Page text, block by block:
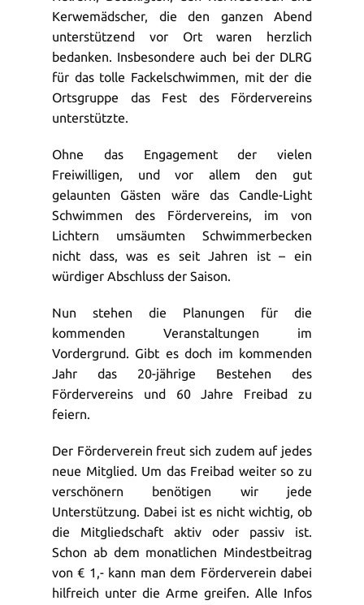
Kerwemädscher, die den ganzen Abend
unterstützend vor Ort waren herzlich
bedanken. Insbesondere auch bei der DLRG
für das tolle Fackelschwimmen, mit der die
Ortsgruppe das Fest des Fördervereins
unterstützte.
Ohne das Engagement der vielen
Freiwilligen, und vor allem den gut
gelaunten Gästen wäre das Candle-Light
Schwimmen des Fördervereins, im von
Lichtern umsäumten Schwimmerbecken
nicht dass, was es seit Jahren ist – ein
würdiger Abschluss der Saison.
Nun stehen die Planungen für die
kommenden Veranstaltungen im
Vordergrund. Gibt es doch im kommenden
Jahr das 20-jährige Bestehen des
Fördervereins und 60 Jahre Freibad zu
feiern.
Der Förderverein freut sich zudem auf jedes
neue Mitglied. Um das Freibad weiter so zu
verschönern benötigen wir jede
Unterstützung. Dabei ist es nicht wichtig, ob
die Mitgliedschaft aktiv oder passiv ist.
Schon ab dem monatlichen Mindestbeitrag
von € 1,- kann man dem Förderverein dabei
hilfreich unter die Arme greifen. Alle Infos